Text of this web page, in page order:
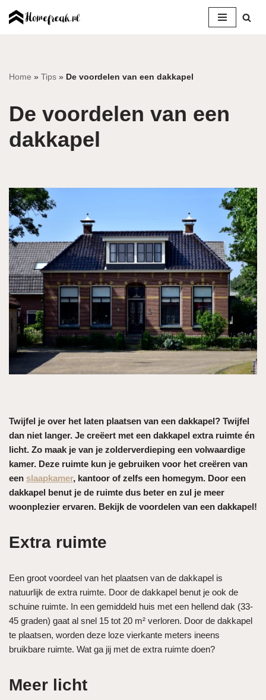
inhoud
Home » Tips » De voordelen van een dakkapel
De voordelen van een
dakkapel
Twijfel je over het laten plaatsen van een dakkapel? Twijfel
dan niet langer. Je creëert met een dakkapel extra ruimte én
licht. Zo maak je van je zolderverdieping een volwaardige
kamer. Deze ruimte kun je gebruiken voor het creëren van
een slaapkamer, kantoor of zelfs een homegym. Door een
dakkapel benut je de ruimte dus beter en zul je meer
woonplezier ervaren. Bekijk de voordelen van een dakkapel!
Extra ruimte
Een groot voordeel van het plaatsen van de dakkapel is
natuurlijk de extra ruimte. Door de dakkapel benut je ook de
schuine ruimte. In een gemiddeld huis met een hellend dak (33-
45 graden) gaat al snel 15 tot 20 m² verloren. Door de dakkapel
te plaatsen, worden deze loze vierkante meters ineens
bruikbare ruimte. Wat ga jij met de extra ruimte doen?
Meer licht